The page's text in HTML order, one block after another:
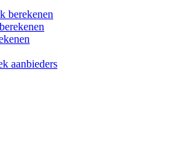
berekenen
aanbieders